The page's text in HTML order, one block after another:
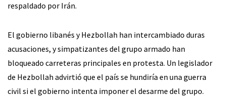
respaldado por Irán.
El gobierno libanés y Hezbollah han intercambiado duras
acusaciones, y simpatizantes del grupo armado han
bloqueado carreteras principales en protesta. Un legislador
de Hezbollah advirtió que el país se hundiría en una guerra
civil si el gobierno intenta imponer el desarme del grupo.